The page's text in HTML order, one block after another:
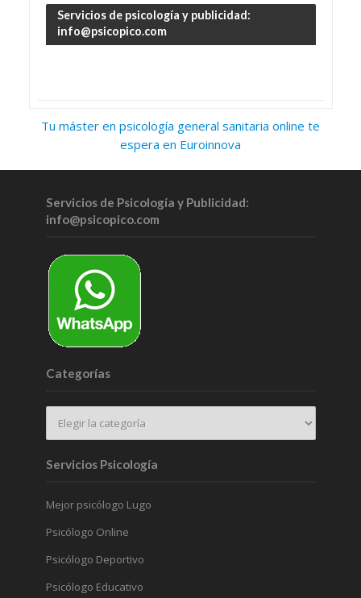
Servicios de psicología y publicidad:
info@psicopico.com
Tu máster en psicología general sanitaria online te
espera en Euroinnova
Servicios de Psicología y Publicidad:
info@psicopico.com
Categorías
Servicios Psicología
Mejor psicólogo Lugo
Psicólogo Online
Psicólogo Deportivo
Psicólogo Educativo